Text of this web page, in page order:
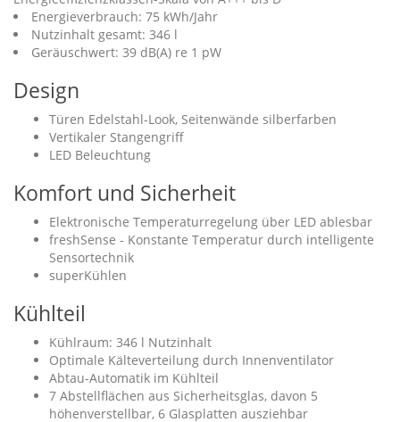
Energieverbrauch: 75 kWh/Jahr
Nutzinhalt gesamt: 346 l
Geräuschwert: 39 dB(A) re 1 pW
Design
Türen Edelstahl-Look, Seitenwände silberfarben
Vertikaler Stangengriff
LED Beleuchtung
Komfort und Sicherheit
Elektronische Temperaturregelung über LED ablesbar
freshSense - Konstante Temperatur durch intelligente
Sensortechnik
superKühlen
Kühlteil
Kühlraum: 346 l Nutzinhalt
Optimale Kälteverteilung durch Innenventilator
Abtau-Automatik im Kühlteil
7 Abstellflächen aus Sicherheitsglas, davon 5
höhenverstellbar, 6 Glasplatten ausziehbar